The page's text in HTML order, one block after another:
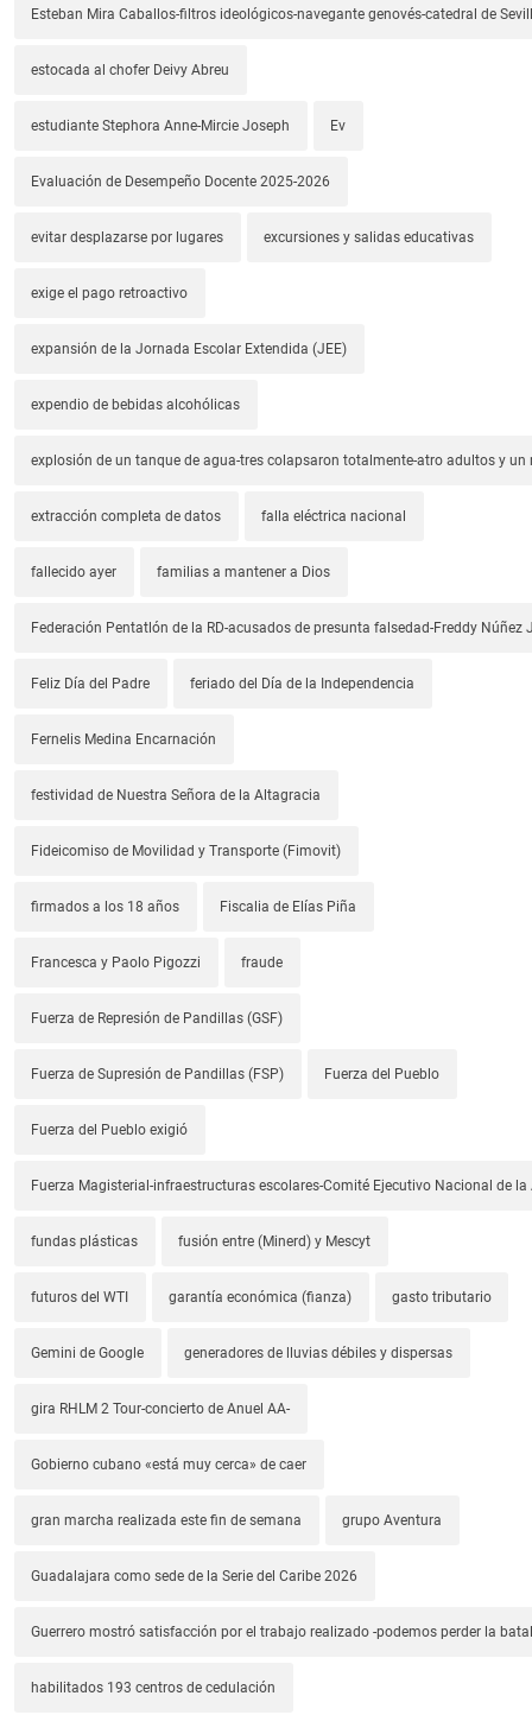
Esteban Mira Caballos-filtros ideológicos-navegante genovés-catedral de
estocada al chofer Deivy Abreu
estudiante Stephora Anne-Mircie Joseph Ev
Evaluación de Desempeño Docente 2025-2026
evitar desplazarse por lugares excursiones y salidas educativas
exige el pago retroactivo
expansión de la Jornada Escolar Extendida (JEE)
expendio de bebidas alcohólicas
explosión de un tanque de agua-tres colapsaron totalmente-atro adultos y un
extracción completa de datos falla eléctrica nacional
fallecido ayer familias a mantener a Dios
Federación Pentatlón de la RD-acusados de presunta falsedad-Freddy Núñez
Feliz Día del Padre feriado del Día de la Independencia
Fernelis Medina Encarnación
festividad de Nuestra Señora de la Altagracia
Fideicomiso de Movilidad y Transporte (Fimovit)
firmados a los 18 años Fiscalia de Elías Piña
Francesca y Paolo Pigozzi fraude
Fuerza de Represión de Pandillas (GSF)
Fuerza de Supresión de Pandillas (FSP) Fuerza del Pueblo
Fuerza del Pueblo exigió
Fuerza Magisterial-infraestructuras escolares-Comité Ejecutivo Nacional de la
fundas plásticas fusión entre (Minerd) y Mescyt
futuros del WTI garantía económica (fianza) gasto tributario
Gemini de Google generadores de lluvias débiles y dispersas
gira RHLM 2 Tour-concierto de Anuel AA-
Gobierno cubano «está muy cerca» de caer
gran marcha realizada este fin de semana grupo Aventura
Guadalajara como sede de la Serie del Caribe 2026
Guerrero mostró satisfacción por el trabajo realizado -podemos perder la
habilitados 193 centros de cedulación